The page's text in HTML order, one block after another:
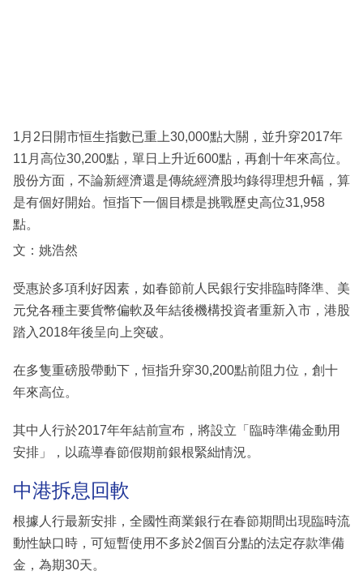
區
1月2日開市恒生指數已重上30,000點大關，並升穿2017年
11月高位30,200點，單日上升近600點，再創十年來高位。
股份方面，不論新經濟還是傳統經濟股均錄得理想升幅，算
是有個好開始。恒指下一個目標是挑戰歷史高位31,958
點。
文：姚浩然
受惠於多項利好因素，如春節前人民銀行安排臨時降準、美
元兌各種主要貨幣偏軟及年結後機構投資者重新入市，港股
踏入2018年後呈向上突破。
在多隻重磅股帶動下，恒指升穿30,200點前阻力位，創十
年來高位。
其中人行於2017年年結前宣布，將設立「臨時準備金動用
安排」，以疏導春節假期前銀根緊絀情況。
中港拆息回軟
根據人行最新安排，全國性商業銀行在春節期間出現臨時流
動性缺口時，可短暫使用不多於2個百分點的法定存款準備
金，為期30天。